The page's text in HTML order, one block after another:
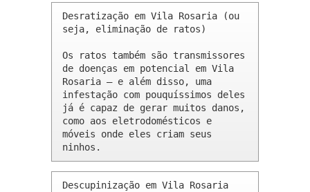
Desratização em Vila Rosaria (ou
seja, eliminação de ratos)
Os ratos também são transmissores
de doenças em potencial em Vila
Rosaria – e além disso, uma
infestação com pouquíssimos deles
já é capaz de gerar muitos danos,
como aos eletrodomésticos e
móveis onde eles criam seus
ninhos.
Descupinização em Vila Rosaria